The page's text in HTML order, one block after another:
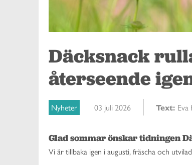
Däcksnack
återseende
Nyheter 03 juli 2026 Text: Eva
Glad sommar önskar tidningen
Vi är tillbaka igen i augusti, fräscha och